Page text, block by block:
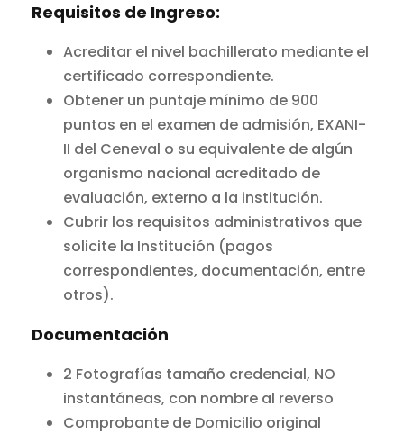
Requisitos de Ingreso:
Acreditar el nivel bachillerato mediante el
certificado correspondiente.
Obtener un puntaje mínimo de 900
puntos en el examen de admisión, EXANI-
II del Ceneval o su equivalente de algún
organismo nacional acreditado de
evaluación, externo a la institución.
Cubrir los requisitos administrativos que
solicite la Institución (pagos
correspondientes, documentación, entre
otros).
Documentación
2 Fotografías tamaño credencial, NO
instantáneas, con nombre al reverso
Comprobante de Domicilio original